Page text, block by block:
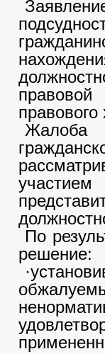
правовой
правового
Жалоба
По
решение: